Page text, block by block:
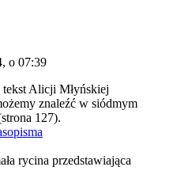
o 07:39
Alicji Młyńskiej
znaleźć w siódmym
127).
rycina przedstawiająca